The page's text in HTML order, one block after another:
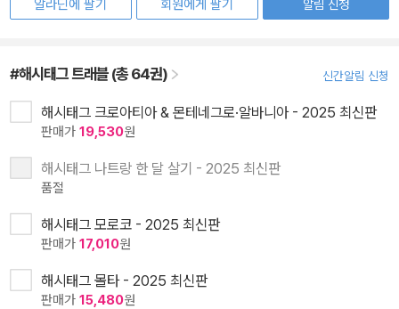
알라딘에 팔기
회원에게 팔기
알림 신청
#해시태그 트래블 (총 64권) 신간알림 신청
해시태그 크로아티아 & 몬테네그로·알바니아 - 2025 최신판
판매가 19,530원
해시태그 나트랑 한 달 살기 - 2025 최신판
품절
해시태그 모로코 - 2025 최신판
판매가 17,010원
해시태그 몰타 - 2025 최신판
판매가 15,480원